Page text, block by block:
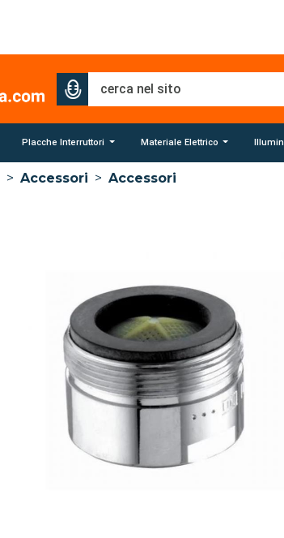
Placche Interruttori Materiale Elettrico
> Accessori > Accessori